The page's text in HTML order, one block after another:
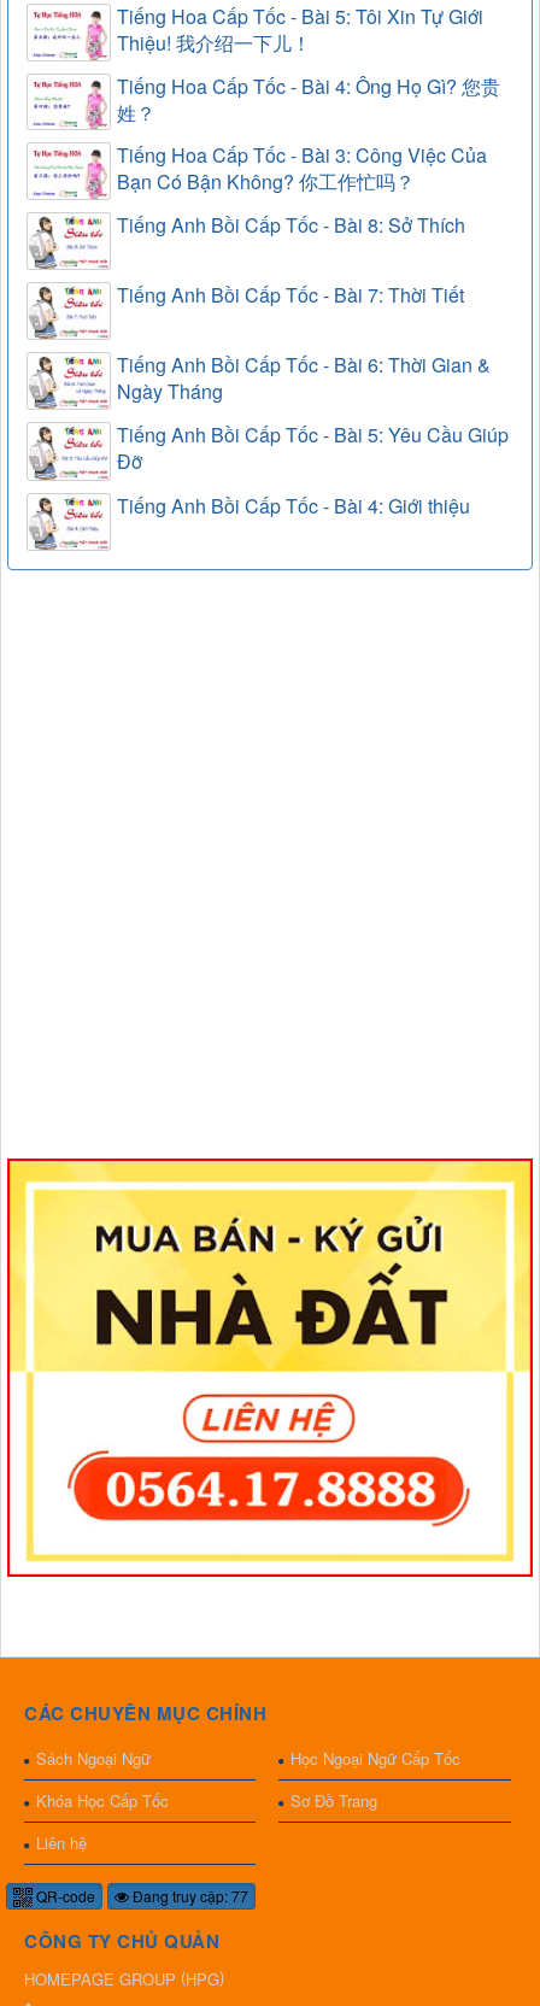
Tiếng Hoa Cấp Tốc - Bài 5: Tôi Xin Tự Giới
Thiệu! 我介绍一下儿！
Tiếng Hoa Cấp Tốc - Bài 4: Ông Họ Gì? 您贵
姓？
Tiếng Hoa Cấp Tốc - Bài 3: Công Việc Của
Bạn Có Bận Không? 你工作忙吗？
Tiếng Anh Bồi Cấp Tốc - Bài 8: Sở Thích
Tiếng Anh Bồi Cấp Tốc - Bài 7: Thời Tiết
Tiếng Anh Bồi Cấp Tốc - Bài 6: Thời Gian &
Ngày Tháng
Tiếng Anh Bồi Cấp Tốc - Bài 5: Yêu Cầu Giúp
Đỡ
Tiếng Anh Bồi Cấp Tốc - Bài 4: Giới thiệu
CÁC CHUYÊN MỤC CHÍNH
Sách Ngoại Ngữ
Học Ngoại Ngữ Cấp Tốc
Khóa Học Cấp Tốc
Sơ Đồ Trang
Liên hệ
QR-code Đang truy cập: 77
CÔNG TY CHỦ QUẢN
HOMEPAGE GROUP (HPG)